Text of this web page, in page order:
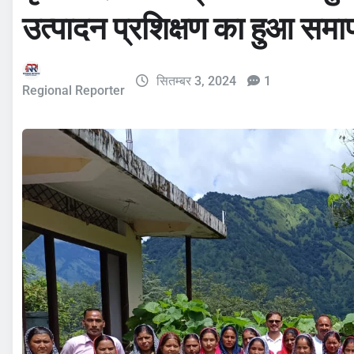
उत्पादन प्रशिक्षण का हुआ
Regional Reporter
सितम्बर 3, 2024 1